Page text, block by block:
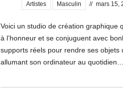
Artistes Masculin // mars 15,
Voici un studio de création graphique
à l’honneur et se conjuguent avec
supports réels pour rendre ses
allumant son ordinateur au